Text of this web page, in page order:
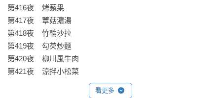
第416夜    烤蘋果
第417夜    蕈菇濃湯
第418夜    竹輪沙拉
第419夜    勾芡炒麵
第420夜    柳川風牛肉
第421夜    涼拌小松菜
看更多